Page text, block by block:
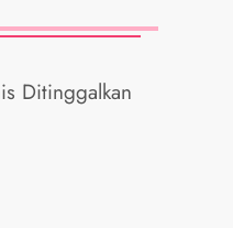
Ditinggalkan